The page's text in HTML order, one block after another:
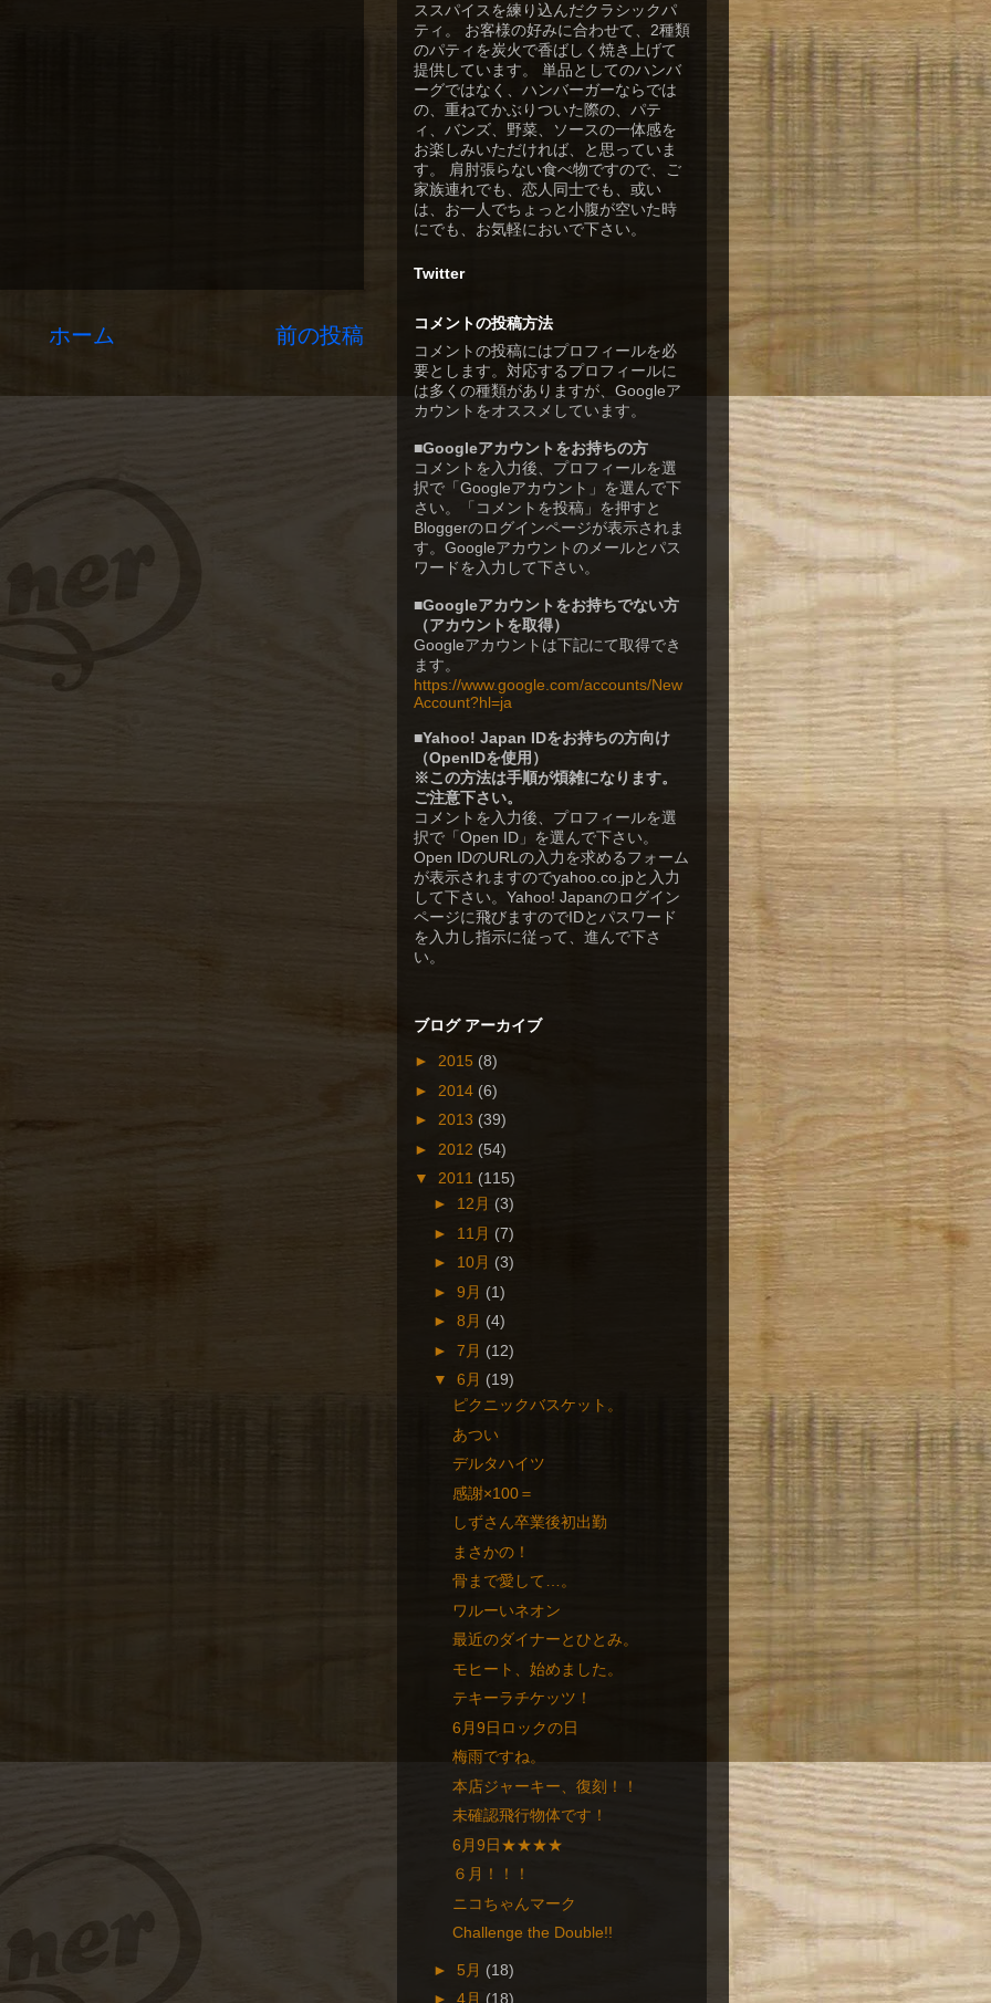
前の投稿
ホーム
ススパイスを練り込んだクラシックパ
ティ。 お客様の好みに合わせて、2種類
のパティを炭火で香ばしく焼き上げて
提供しています。 単品としてのハンバ
ーグではなく、ハンバーガーならでは
の、重ねてかぶりついた際の、パテ
ィ、バンズ、野菜、ソースの一体感を
お楽しみいただければ、と思っていま
す。 肩肘張らない食べ物ですので、ご
家族連れでも、恋人同士でも、或い
は、お一人でちょっと小腹が空いた時
にでも、お気軽においで下さい。
Twitter
コメントの投稿方法
コメントの投稿にはプロフィールを必
要とします。対応するプロフィールに
は多くの種類がありますが、Googleア
カウントをオススメしています。
■Googleアカウントをお持ちの方
コメントを入力後、プロフィールを選
択で「Googleアカウント」を選んで下
さい。「コメントを投稿」を押すと
Bloggerのログインページが表示されま
す。Googleアカウントのメールとパス
ワードを入力して下さい。
■Googleアカウントをお持ちでない方
（アカウントを取得）
Googleアカウントは下記にて取得でき
ます。
https://www.google.com/accounts/New
Account?hl=ja
■Yahoo! Japan IDをお持ちの方向け
（OpenIDを使用）
※この方法は手順が煩雑になります。
ご注意下さい。
コメントを入力後、プロフィールを選
択で「Open ID」を選んで下さい。
Open IDのURLの入力を求めるフォーム
が表示されますのでyahoo.co.jpと入力
して下さい。Yahoo! Japanのログイン
ページに飛びますのでIDとパスワード
を入力し指示に従って、進んで下さ
い。
ブログ アーカイブ
► 2015 (8)
► 2014 (6)
► 2013 (39)
► 2012 (54)
▼ 2011 (115)
► 12月 (3)
► 11月 (7)
► 10月 (3)
► 9月 (1)
► 8月 (4)
► 7月 (12)
▼ 6月 (19)
ピクニックバスケット。
あつい
デルタハイツ
感謝×100＝
しずさん卒業後初出勤
まさかの！
骨まで愛して…。
ワルーいネオン
最近のダイナーとひとみ。
モヒート、始めました。
テキーラチケッツ！
6月9日ロックの日
梅雨ですね。
本店ジャーキー、復刻！！
未確認飛行物体です！
6月9日★★★★
６月！！！
ニコちゃんマーク
Challenge the Double!!
► 5月 (18)
► 4月 (18)